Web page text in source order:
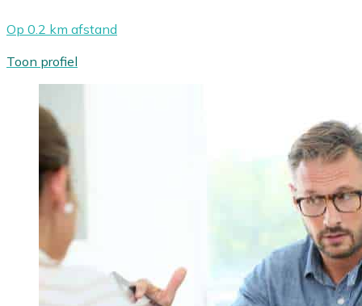
Op 0.2 km afstand
Toon profiel